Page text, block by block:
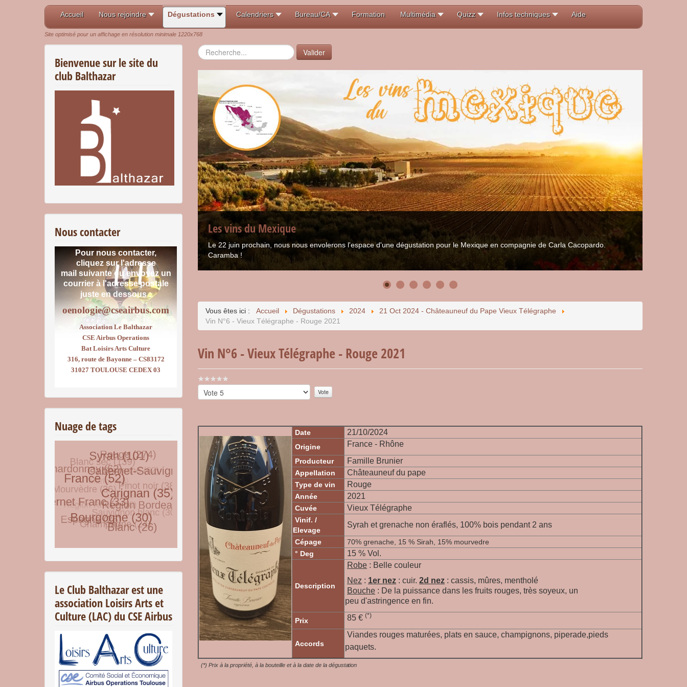
Accueil Nous rejoindre Dégustations Calendriers Bureau/CA Formation Multimédia Quizz Infos techniques Aide
Site optimisé pour un affichage en résolution minimale 1220x768
Bienvenue sur le site du
club Balthazar
Nous contacter
Pour nous contacter,
cliquez sur l'adresse
mail suivante ou envoyez un
courrierà l'adresse postale
juste en dessous :
oenologie@cseairbus.com
Association Le Balthazar
CSE Airbus Operations
Bat Loisirs Arts Culture
316, route de Bayonne – CS83172
31027 TOULOUSE CEDEX 03
Nuage de tags
Le Club Balthazar est une
association Loisirs Arts et
Culture (LAC) du CSE Airbus
Rechercher Valider
Les vins du Mexique
Le 22 juin prochain, nous nous envolerons l'espace d'une dégustation pour le Mexique en compagnie de Carla Cacopardo.
Caramba !
Vous êtes ici : Accueil Dégustations 2024
21 Oct 2024 - Châteauneuf du Pape Vieux Télégraphe
Vin N°6 - Vieux Télégraphe - Rouge 2021
Vin N°6 - Vieux Télégraphe - Rouge 2021
Vote
utilisateur:
Veuillez
voter
Date 21/10/2024
Origine France - Rhône
Producteur Famille Brunier
Appellation Châteauneuf du pape
Type de vin Rouge
Année 2021
Cuvée Vieux Télégraphe
Vinif. /
Elevage
Syrah et grenache non éraflés, 100% bois pendant 2 ans
Cépage
70% grenache, 15 % Sirah, 15% mourvedre
° Deg
15 % Vol.
Description
Robe : Belle couleur
Nez : 1er nez : cuir. 2d nez : cassis, mûres, mentholé
Bouche : De la puissance dans les fruits rouges, très soyeux, un
peu d'astringence en fin.
Prix 85 € (*)
Accords
Viandes rouges maturées, plats en sauce, champignons, piperade,pieds
paquets.
(*) Prix à la propriété, à la bouteille et à la date de la dégustation